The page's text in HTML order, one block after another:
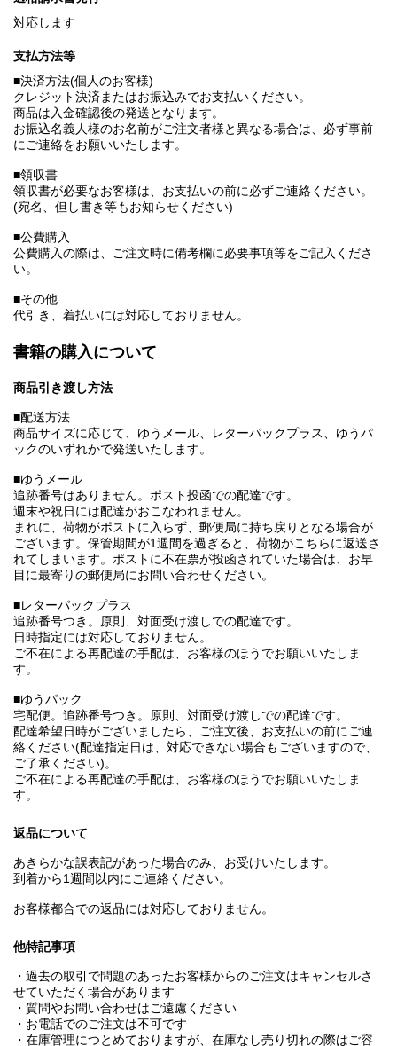
対応します
支払方法等
■決済方法(個人のお客様)
クレジット決済またはお振込みでお支払いください。
商品は入金確認後の発送となります。
お振込名義人様のお名前がご注文者様と異なる場合は、必ず事前
にご連絡をお願いいたします。
■領収書
領収書が必要なお客様は、お支払いの前に必ずご連絡ください。
(宛名、但し書き等もお知らせください)
■公費購入
公費購入の際は、ご注文時に備考欄に必要事項等をご記入くださ
い。
■その他
代引き、着払いには対応しておりません。
書籍の購入について
商品引き渡し方法
■配送方法
商品サイズに応じて、ゆうメール、レターパックプラス、ゆうパ
ックのいずれかで発送いたします。
■ゆうメール
追跡番号はありません。ポスト投函での配達です。
週末や祝日には配達がおこなわれません。
まれに、荷物がポストに入らず、郵便局に持ち戻りとなる場合が
ございます。保管期間が1週間を過ぎると、荷物がこちらに返送さ
れてしまいます。ポストに不在票が投函されていた場合は、お早
目に最寄りの郵便局にお問い合わせください。
■レターパックプラス
追跡番号つき。原則、対面受け渡しでの配達です。
日時指定には対応しておりません。
ご不在による再配達の手配は、お客様のほうでお願いいたしま
す。
■ゆうパック
宅配便。追跡番号つき。原則、対面受け渡しでの配達です。
配達希望日時がございましたら、ご注文後、お支払いの前にご連
絡ください(配達指定日は、対応できない場合もございますので、
ご了承ください)。
ご不在による再配達の手配は、お客様のほうでお願いいたしま
す。
返品について
あきらかな誤表記があった場合のみ、お受けいたします。
到着から1週間以内にご連絡ください。
お客様都合での返品には対応しておりません。
他特記事項
・過去の取引で問題のあったお客様からのご注文はキャンセルさ
せていただく場合があります
・質問やお問い合わせはご遠慮ください
・お電話でのご注文は不可です
・在庫管理につとめておりますが、在庫なし売り切れの際はご容